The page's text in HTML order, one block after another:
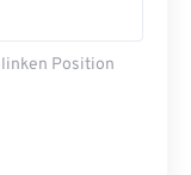
Position